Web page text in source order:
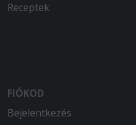
Receptek
FIÓKOD
Bejelentkezés